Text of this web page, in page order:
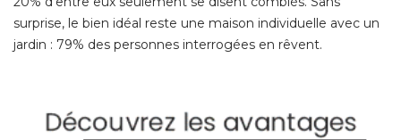
surprise, le bien idéal reste une maison individuelle avec un
jardin : 79% des personnes interrogées en rêvent.